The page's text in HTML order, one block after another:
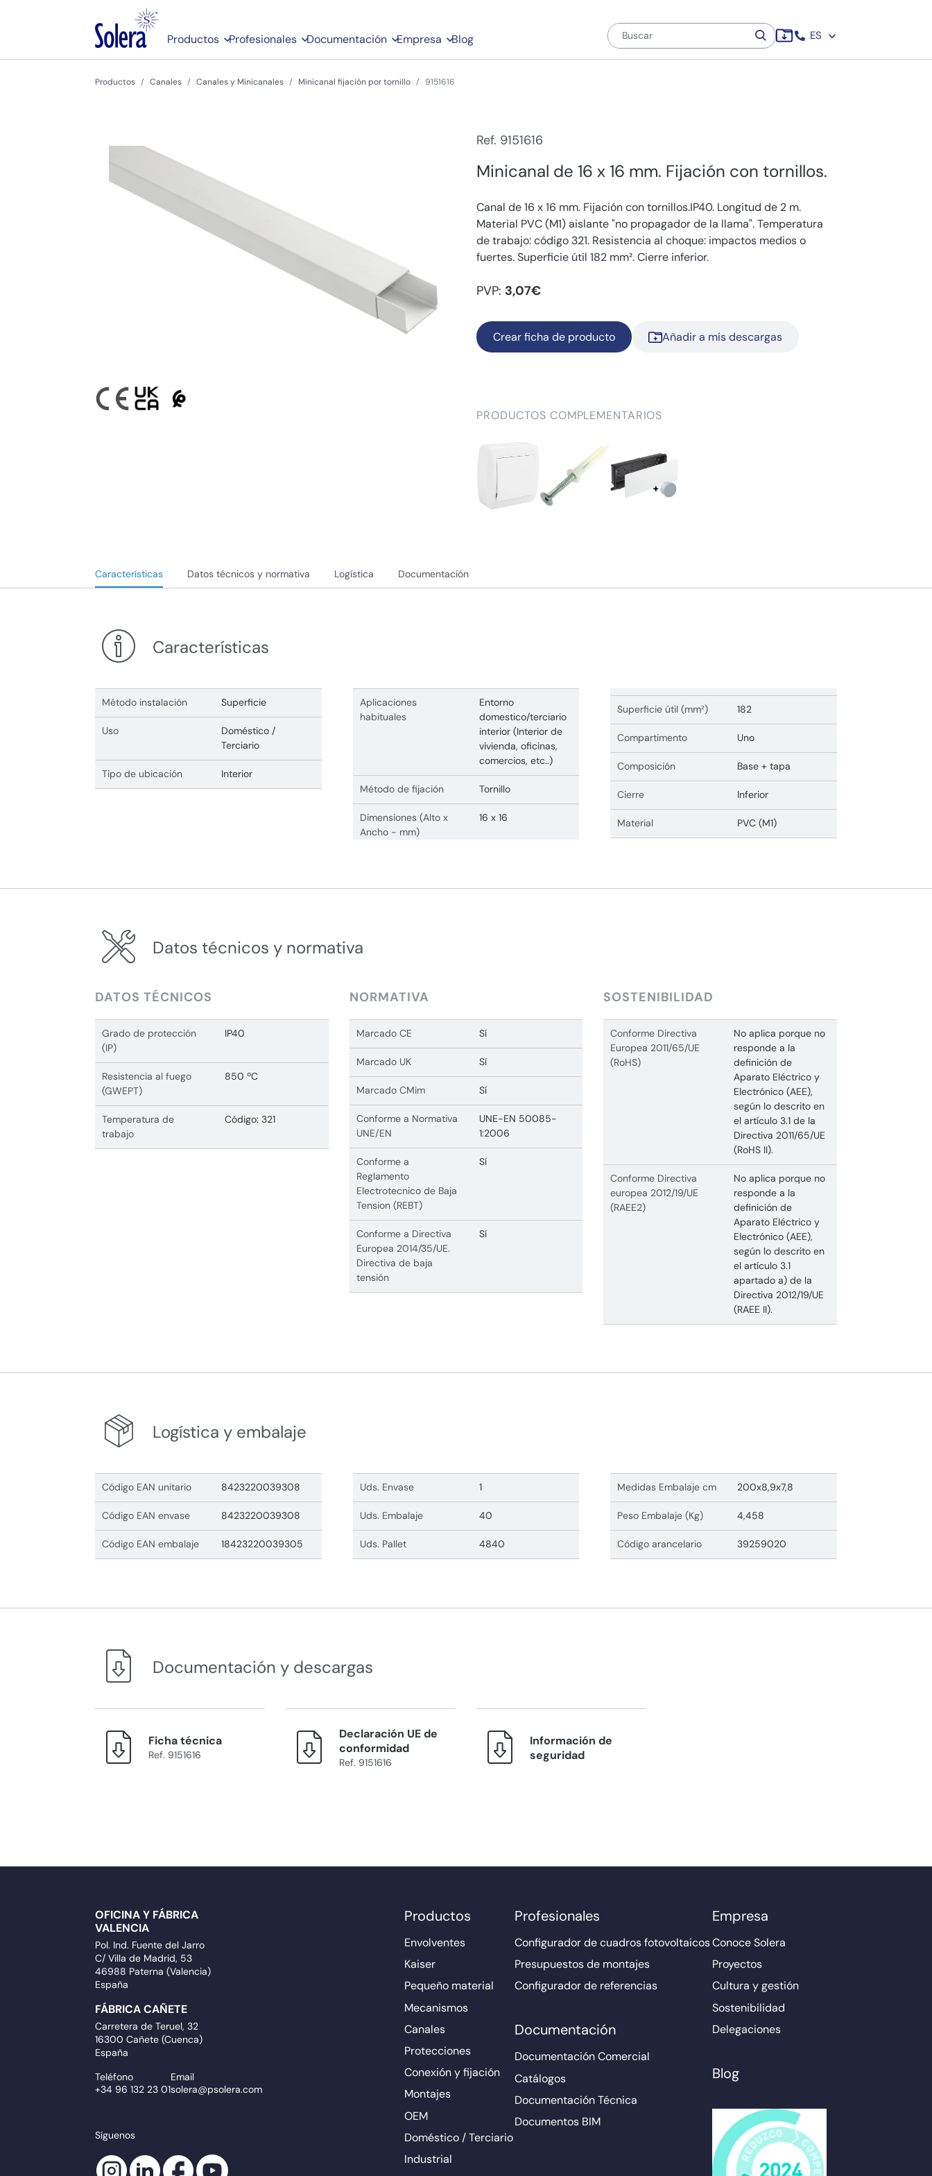
Productos Profesionales Documentación Empresa Blog ES
Productos Canales Canales y Minicanales Minicanal fijación por tornillo 9151616
Ref. 9151616
Minicanal de 16 x 16 mm. Fijación con tornillos.
Canal de 16 x 16 mm. Fijación con tornillos.IP40. Longitud de 2 m.
Material PVC (M1) aislante "no propagador de la llama". Temperatura
de trabajo: código 321. Resistencia al choque: impactos medios o
fuertes. Superficie útil 182 mm². Cierre inferior.
PVP: 3,07€
Crear ficha de producto Añadir a mis descargas
PRODUCTOS COMPLEMENTARIOS
Características Datos técnicos y normativa Logística Documentación
Características
Método instalación Superficie
Uso
Doméstico /
Terciario
Tipo de ubicación Interior
Aplicaciones
habituales
Entorno
domestico/terciario
interior (Interior de
vivienda, oficinas,
comercios, etc..)
Método de fijación Tornillo
Dimensiones (Alto x
Ancho - mm)
16 x 16
Superficie útil (mm²) 182
Compartimento Uno
Composición Base + tapa
Cierre Inferior
Material PVC (M1)
Datos técnicos y normativa
DATOS TÉCNICOS
Grado de protección
(IP)
IP40
Resistencia al fuego
(GWEPT)
850 ºC
Temperatura de
trabajo
Código: 321
NORMATIVA
Marcado CE Sí
Marcado UK Sí
Marcado CMim Sí
Conforme a Normativa
UNE/EN
UNE-EN 50085-
1:2006
Conforme a
Reglamento
Electrotecnico de Baja
Tension (REBT)
Sí
Conforme a Directiva
Europea 2014/35/UE.
Directiva de baja
tensión
Sí
SOSTENIBILIDAD
Conforme Directiva
Europea 2011/65/UE
(RoHS)
No aplica porque no
responde a la
definición de
Aparato Eléctrico y
Electrónico (AEE),
según lo descrito en
el artículo 3.1 de la
Directiva 2011/65/UE
(RoHS II).
Conforme Directiva
europea 2012/19/UE
(RAEE2)
No aplica porque no
responde a la
definición de
Aparato Eléctrico y
Electrónico (AEE),
según lo descrito en
el artículo 3.1
apartado a) de la
Directiva 2012/19/UE
(RAEE II).
Logística y embalaje
Código EAN unitario 8423220039308
Código EAN envase 8423220039308
Código EAN embalaje 18423220039305
Uds. Envase 1
Uds. Embalaje 40
Uds. Pallet 4840
Medidas Embalaje cm 200x8,9x7,8
Peso Embalaje (Kg) 4,458
Código arancelario 39259020
Documentación y descargas
Ficha técnica
Ref. 9151616
Declaración UE de
conformidad
Ref. 9151616
Información de
seguridad
OFICINA Y FÁBRICA
VALENCIA
Pol. Ind. Fuente del Jarro
C/ Villa de Madrid, 53
46988 Paterna (Valencia)
España
FÁBRICA CAÑETE
Carretera de Teruel, 32
16300 Cañete (Cuenca)
España
Teléfono
+34 96 132 23 01
Email
solera@psolera.com
Síguenos
Productos
Envolventes
Kaiser
Pequeño material
Mecanismos
Canales
Protecciones
Conexión y fijación
Montajes
OEM
Doméstico / Terciario
Industrial
Profesionales
Configurador de cuadros fotovoltaicos
Presupuestos de montajes
Configurador de referencias
Documentación
Documentación Comercial
Catálogos
Documentación Técnica
Documentos BIM
Empresa
Conoce Solera
Proyectos
Cultura y gestión
Sostenibilidad
Delegaciones
Blog